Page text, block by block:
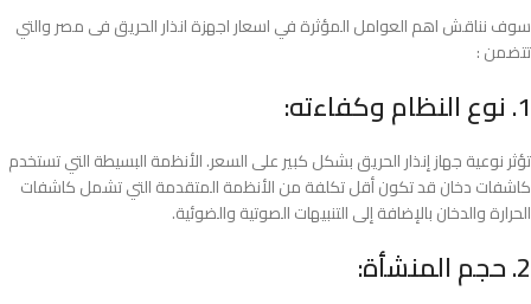
سوف نناقش اهم العوامل المؤثرة في اسعار اجهزة انذار الحريق فى مصر​ والتي
تتضمن :
1. نوع النظام وكفاءته:
تؤثر نوعية جهاز إنذار الحريق بشكل كبير على السعر. الأنظمة البسيطة التي تستخدم
كاشفات دخان قد تكون أقل تكلفة من الأنظمة المتقدمة التي تشمل كاشفات
الحرارة والدخان بالإضافة إلى التنبيهات الصوتية والضوئية.
2. حجم المنشأة: